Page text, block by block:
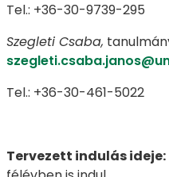
Tel.: +36-30-9739-295
Szegleti Csaba,
Tel.: +36-30-461-5022
Tervezett indulás ideje: